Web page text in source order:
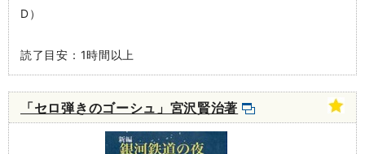
D）
読了目安：1時間以上
「セロ弾きのゴーシュ」宮沢賢治著